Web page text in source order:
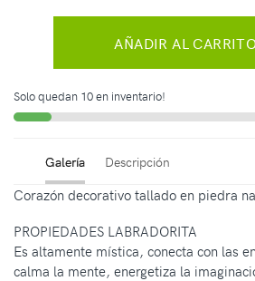
AÑADIR AL
Solo quedan 10 en inventario!
Galería Descripción
Corazón decorativo tallado en piedra
PROPIEDADES LABRADORITA
Es altamente mística, conecta con las
calma la mente, energetiza la